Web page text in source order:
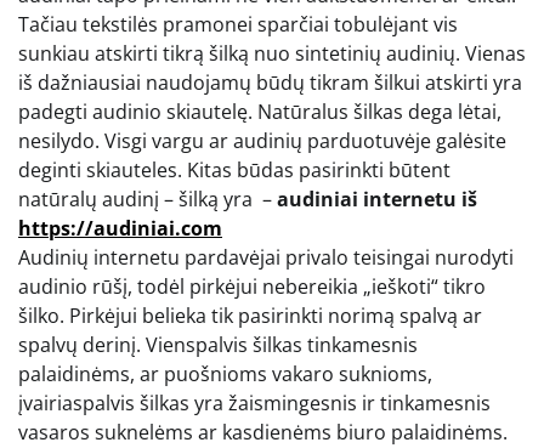
Tačiau tekstilės pramonei sparčiai tobulėjant vis
sunkiau atskirti tikrą šilką nuo sintetinių audinių. Vienas
iš dažniausiai naudojamų būdų tikram šilkui atskirti yra
padegti audinio skiautelę. Natūralus šilkas dega lėtai,
nesilydo. Visgi vargu ar audinių parduotuvėje galėsite
deginti skiauteles. Kitas būdas pasirinkti būtent
natūralų audinį – šilką yra –audiniai internetu iš
https://audiniai.com
Audinių internetu pardavėjai privalo teisingai nurodyti
audinio rūšį, todėl pirkėjui nebereikia „ieškoti“ tikro
šilko. Pirkėjui belieka tik pasirinkti norimą spalvą ar
spalvų derinį. Vienspalvis šilkas tinkamesnis
palaidinėms, ar puošnioms vakaro suknioms,
įvairiaspalvis šilkas yra žaismingesnis ir tinkamesnis
vasaros suknelėms ar kasdienėms biuro palaidinėms.